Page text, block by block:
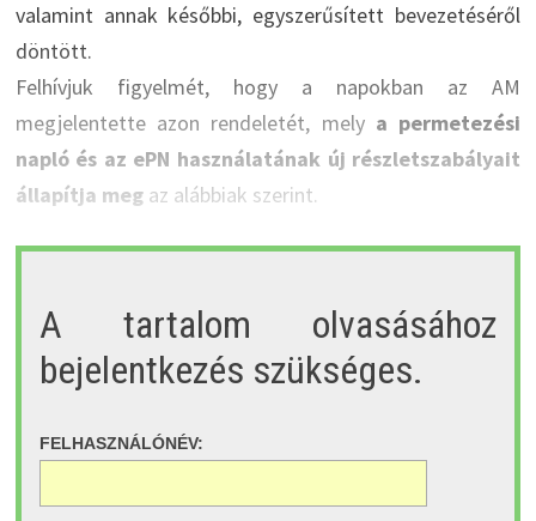
valamint annak későbbi, egyszerűsített bevezetéséről
döntött.
Felhívjuk figyelmét, hogy a napokban az AM
megjelentette azon rendeletét, mely a permetezési
napló és az ePN használatának új részletszabályait
állapítja megaz alábbiak szerint.
A tartalom olvasásához
bejelentkezés szükséges.
FELHASZNÁLÓNÉV: